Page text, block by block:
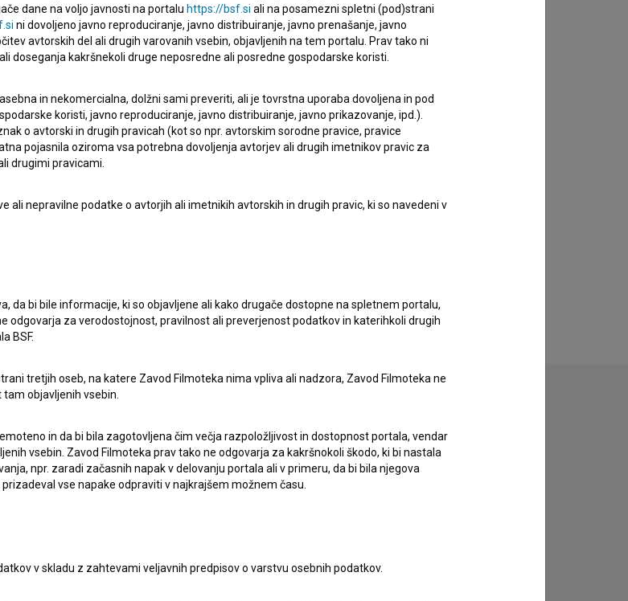
Baze slovenskih filmov. Veseli bomo vaših odzivov.
dane na voljo javnosti na portalu https://bsf.si ali na posamezni spletni (pod)strani
ni dovoljeno javno reproduciranje, javno distribuiranje, javno prenašanje, javno
avtorskih del ali drugih varovanih vsebin, objavljenih na tem portalu. Prav tako ni
doseganja kakršnekoli druge neposredne ali posredne gospodarske koristi.
in nekomercialna, dolžni sami preveriti, ali je tovrstna uporaba dovoljena in pod
koristi, javno reproduciranje, javno distribuiranje, javno prikazovanje, ipd.).
o avtorski in drugih pravicah (kot so npr. avtorskim sorodne pravice, pravice
pojasnila oziroma vsa potrebna dovoljenja avtorjev ali drugih imetnikov pravic za
drugimi pravicami.
ali nepravilne podatke o avtorjih ali imetnikih avtorskih in drugih pravic, ki so navedeni v
da bi bile informacije, ki so objavljene ali kako drugače dostopne na spletnem portalu,
odgovarja za verodostojnost, pravilnost ali preverjenost podatkov in katerihkoli drugih
BSF.
tretjih oseb, na katere Zavod Filmoteka nima vpliva ali nadzora, Zavod Filmoteka ne
objavljenih vsebin.
in da bi bila zagotovljena čim večja razpoložljivost in dostopnost portala, vendar
vsebin. Zavod Filmoteka prav tako ne odgovarja za kakršnokoli škodo, ki bi nastala
npr. zaradi začasnih napak v delovanju portala ali v primeru, da bi bila njegova
vse napake odpraviti v najkrajšem možnem času.
v skladu z zahtevami veljavnih predpisov o varstvu osebnih podatkov.